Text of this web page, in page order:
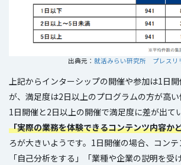
出典元： 就活みらい研究所 プレスリ
上記からインターシップの開催や参加は1日
が、満足度は2日以上のプログラムの方が高い
1日開催と2日以上の開催で満足度に差が出て
「実際の業務を体験できるコンテンツ内容か
ろが大きいようです。1日開催の場合、コン
「自己分析をする」「業種や企業の説明を受